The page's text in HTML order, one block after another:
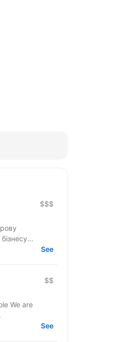
$$$
See
$$
We are
See